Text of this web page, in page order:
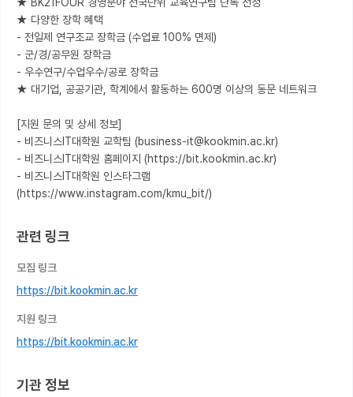
★ 다양한 장학 혜택
- 전일제 연구조교 장학금 (수업료 100% 면제)
- 군/경/공무원 장학금
- 우수연구/수업우수/공로 장학금
★ 대기업, 공공기관, 학계에서 활동하는 600명 이상의 동문 네트워크
[지원 문의 및 상세 정보]
- 비즈니스IT대학원 교학팀 (business-it@kookmin.ac.kr)
- 비즈니스IT대학원 홈페이지 (https://bit.kookmin.ac.kr)
- 비즈니스IT대학원 인스타그램
(https://www.instagram.com/kmu_bit/)
관련 링크
모집 링크
https://bit.kookmin.ac.kr
지원 링크
https://bit.kookmin.ac.kr
기관 정보